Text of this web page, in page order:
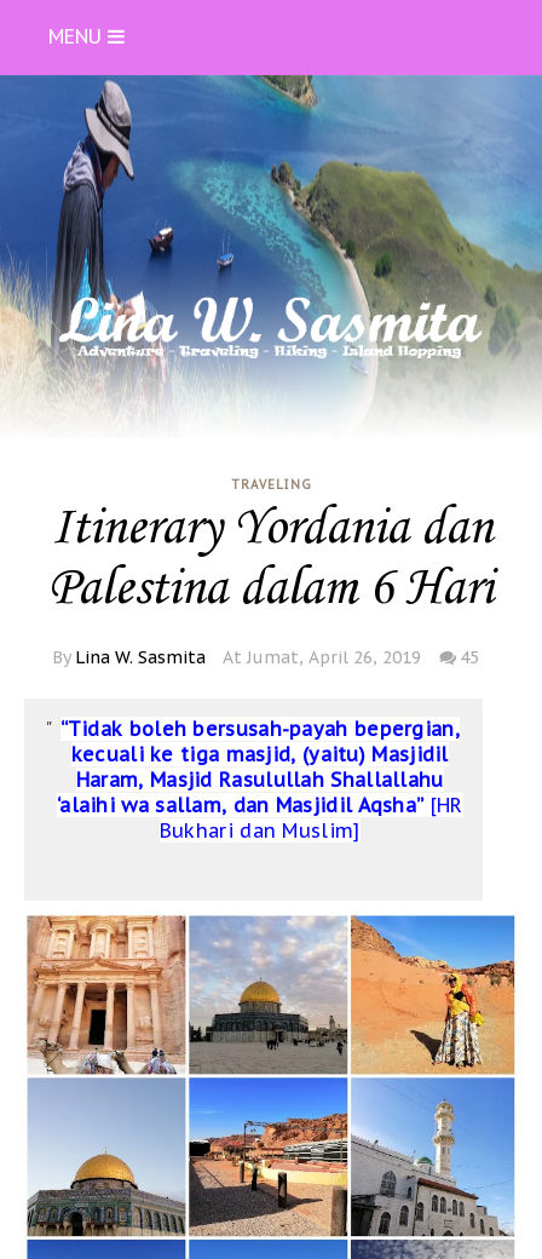
MENU
TRAVELING
Itinerary Yordania dan
Palestina dalam 6 Hari
By Lina W. Sasmita At Jumat, April 26, 2019 45
“Tidak boleh bersusah-payah bepergian,
kecuali ke tiga masjid, (yaitu) Masjidil
Haram, Masjid Rasulullah Shallallahu
‘alaihi wa sallam, dan Masjidil Aqsha”[HR
Bukhari dan Muslim]